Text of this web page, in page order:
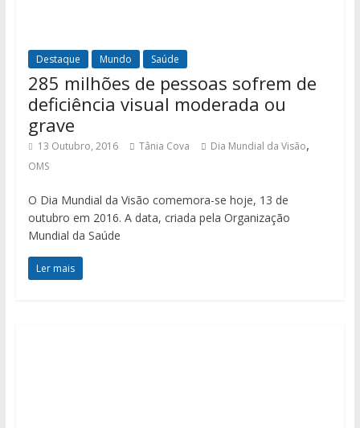
Destaque Mundo Saúde
285 milhões de pessoas sofrem de
deficiência visual moderada ou
grave
13 Outubro, 2016 Tânia Cova Dia Mundial da Visão,
OMS
O Dia Mundial da Visão comemora-se hoje, 13 de
outubro em 2016. A data, criada pela Organização
Mundial da Saúde
Ler mais